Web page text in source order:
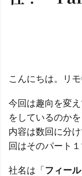
こんにちは。リモ
今回は趣向を変
をしているのか
内容は数回に分
回はそのパート１
社名は「 フィー